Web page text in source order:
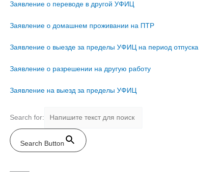
Заявление о переводе в другой УФИЦ
Заявление о домашнем проживании на ПТР
Заявление о выезде за пределы УФИЦ на период отпуска
Заявление о разрешении на другую работу
Заявление на выезд за пределы УФИЦ
Search for:
Search Button